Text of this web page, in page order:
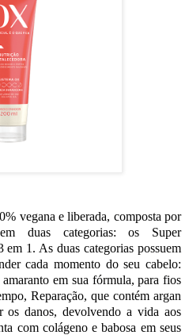
vegana e liberada, composta por
duas categorias: os Super
1. As duas categorias possuem
cada momento do seu cabelo:
em sua fórmula, para fios
Reparação, que contém argan
os danos, devolvendo a vida aos
com colágeno e babosa em seus